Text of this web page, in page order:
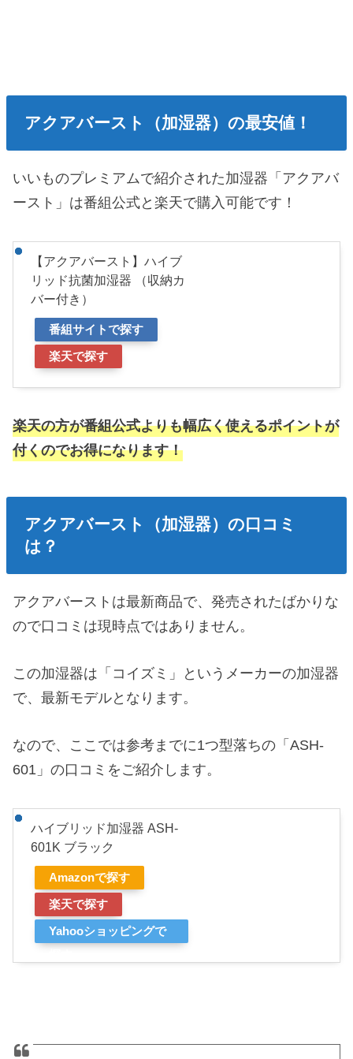
アクアバースト（加湿器）の最安値！
いいものプレミアムで紹介された加湿器「アクアバ
ースト」は番組公式と楽天で購入可能です！
【アクアバースト】ハイブ
リッド抗菌加湿器 （収納カ
バー付き）
番組サイトで探す
楽天で探す
楽天の方が番組公式よりも幅広く使えるポイントが
付くのでお得になります！
アクアバースト（加湿器）の口コミ
は？
アクアバーストは最新商品で、発売されたばかりな
ので口コミは現時点ではありません。
この加湿器は「コイズミ」というメーカーの加湿器
で、最新モデルとなります。
なので、ここでは参考までに1つ型落ちの「ASH-
601」の口コミをご紹介します。
ハイブリッド加湿器 ASH-
601K ブラック
Amazonで探す
楽天で探す
Yahooショッピングで